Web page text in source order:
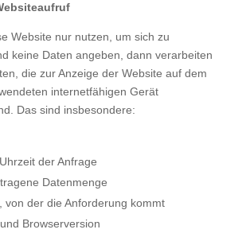
Website nur nutzen, um sich zu
keine Daten angeben, dann verarbeiten
die zur Anzeige der Website auf dem
internetfähigen Gerät
Das sind insbesondere:
der Anfrage
Datenmenge
von der die Anforderung kommt
Browserversion